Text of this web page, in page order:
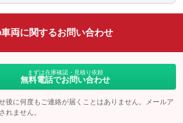
全周囲カメラ
：装備なし
ルーフレール
：装備なし
ン ヘッドライトウォッシャー
車両に関するお問い合わせ
まずは在庫確認・見積り依頼
無料電話でお問い合わせ
後に何度もご連絡が届くことはありません。メールア
れません。